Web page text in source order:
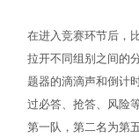
在进入竞赛环节后，
拉开不同组别之间的
题器的滴滴声和倒计
过必答、抢答、风险
第一队，第二名为第